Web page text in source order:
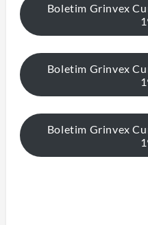
Boletim Grinvex
Boletim Grinvex
Boletim Grinvex